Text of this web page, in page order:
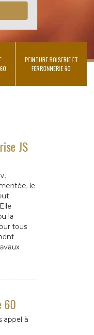
PEINTURE BOISERIE ET
FERRONNERIE 60
JS
le
la
tous
60
appel à